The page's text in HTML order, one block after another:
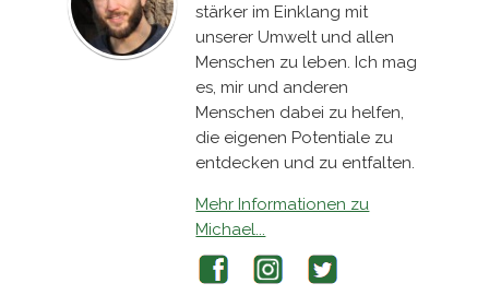
stärker im Einklang mit
unserer Umwelt und allen
Menschen zu leben. Ich mag
es, mir und anderen
Menschen dabei zu helfen,
die eigenen Potentiale zu
entdecken und zu entfalten.
Mehr Informationen zu
Michael...
Facebook Instagram